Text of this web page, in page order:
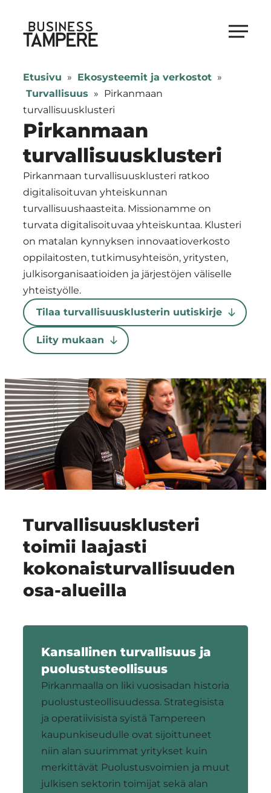
suoraan
sisältöön
Business Tampere
Tampere
supports
talents,
investors
and
entrepreneurs
in
making
a
smooth
start
in
Tampere
Region
Etusivu » Ekosysteemit ja verkostot »
Turvallisuus » Pirkanmaan
turvallisuusklusteri
Pirkanmaan
turvallisuusklusteri
Pirkanmaan turvallisuusklusteri ratkoo
digitalisoituvan yhteiskunnan
turvallisuushaasteita. Missionamme on
turvata digitalisoituvaa yhteiskuntaa. Klusteri
on matalan kynnyksen innovaatioverkosto
oppilaitosten, tutkimusyhteisön, yritysten,
julkisorganisaatioiden ja järjestöjen väliselle
yhteistyölle.
Tilaa turvallisuusklusterin uutiskirje
Liity mukaan
Turvallisuusklusteri
toimii laajasti
kokonaisturvallisuuden
osa-alueilla
Kansallinen turvallisuus ja
puolustusteollisuus
Pirkanmaalla on liki vuosisadan historia
puolustusteollisuudessa. Strategisista
ja operatiivisista syistä Tampereen
kaupunkiseudulle ovat sijoittuneet
niin alan suurimmat yritykset kuin
merkittävät Puolustusvoimien ja muut
julkisen sektorin toimijat sekä alan